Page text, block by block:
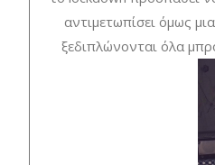
αντιμετωπίσει όμως
ξεδιπλώνονται όλα